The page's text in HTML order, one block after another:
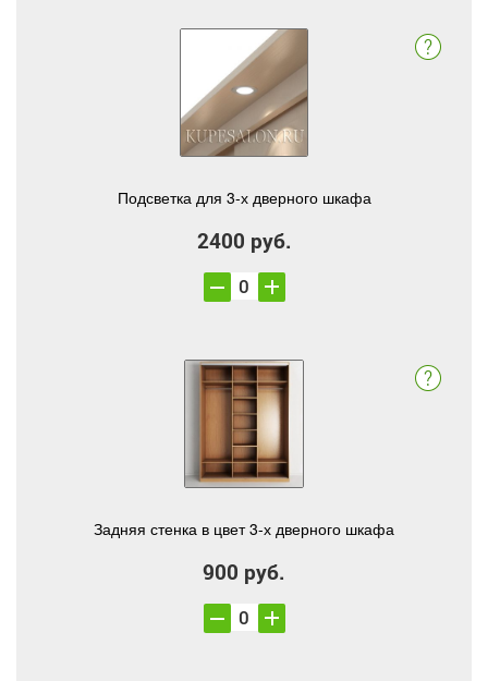
Подсветка для 3-х дверного шкафа
2400 руб.
Задняя стенка в цвет 3-х дверного шкафа
900 руб.